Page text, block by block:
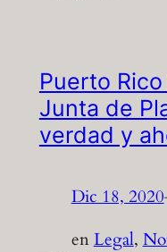
Puerto
Junta de
verdad y
Dic 18, 2020
enLegal,